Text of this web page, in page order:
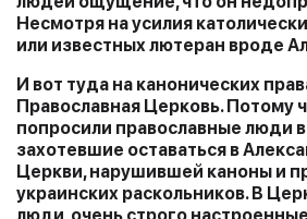
Несмотря на усилия
или известных лютеран вроде
И вот туда на канонических
Православная Церковь. Потому
попросили православные люди
захотевшие оставаться в
Церкви, нарушившей каноны и
украинских раскольников. В